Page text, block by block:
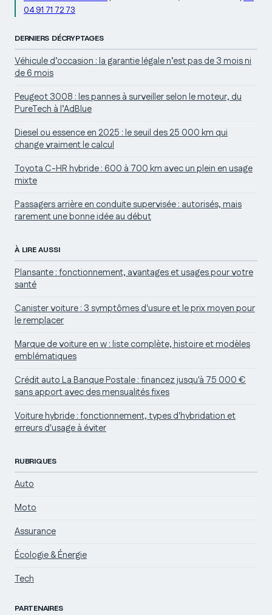
04 91 71 72 73
DERNIERS DÉCRYPTAGES
Véhicule d’occasion : la garantie légale n’est pas de 3 mois ni
de 6 mois
Peugeot 3008 : les pannes à surveiller selon le moteur, du
PureTech à l’AdBlue
Diesel ou essence en 2025 : le seuil des 25 000 km qui
change vraiment le calcul
Toyota C-HR hybride : 600 à 700 km avec un plein en usage
mixte
Passagers arrière en conduite supervisée : autorisés, mais
rarement une bonne idée au début
À LIRE AUSSI
Plansante : fonctionnement, avantages et usages pour votre
santé
Canister voiture : 3 symptômes d'usure et le prix moyen pour
le remplacer
Marque de voiture en w : liste complète, histoire et modèles
emblématiques
Crédit auto La Banque Postale : financez jusqu'à 75 000 €
sans apport avec des mensualités fixes
Voiture hybride : fonctionnement, types d'hybridation et
erreurs d'usage à éviter
RUBRIQUES
Auto
Moto
Assurance
Écologie & Énergie
Tech
PARTENAIRES